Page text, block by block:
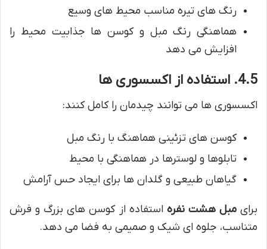
رنگ های تیره مناسب محیط های وسیع
هماهنگی رنگ مبل و کوسن ها جذابیت محیط را
افزایش می دهد
4.5. استفاده از اکسسوری ها
اکسسوری ها می توانند چیدمان را کامل کنند:
کوسن های تزئینی هماهنگ با رنگ مبل
تابلوها و لوسترها در هماهنگی با محیط
گیاهان طبیعی و گلدان ها برای ایجاد حس آرامش
برایمبل هشت نفره استفاده از کوسن های بزرگ و فرش
متناسب، جلوه ای شیک و صمیمی به فضا می دهد.